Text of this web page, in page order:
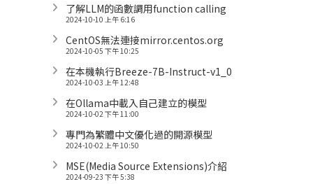
了解LLM的函數調用function calling
2024-10-10 上午 6:16
CentOS無法連接mirror.centos.org
2024-10-05 下午 10:25
在本機執行Breeze-7B-Instruct-v1_0
2024-10-03 上午 12:48
在Ollama中載入自己建立的模型
2024-10-02 下午 11:00
專門為繁體中文優化過的開源模型
2024-10-02 上午 10:50
MSE(Media Source Extensions)介紹
2024-09-23 下午 5:38